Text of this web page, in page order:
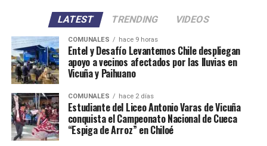
LATEST TRENDING VIDEOS
COMUNALES hace 9 horas
Entel y Desafío Levantemos Chile despliegan
apoyo a vecinos afectados por las lluvias en
Vicuña y Paihuano
COMUNALES hace 2 días
Estudiante del Liceo Antonio Varas de Vicuña
conquista el Campeonato Nacional de Cueca
“Espiga de Arroz” en Chiloé